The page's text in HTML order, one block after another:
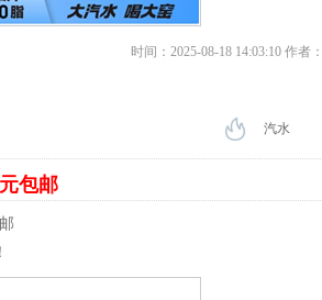
时间：2025-08-18 14:03:10 作者
汽水
包邮